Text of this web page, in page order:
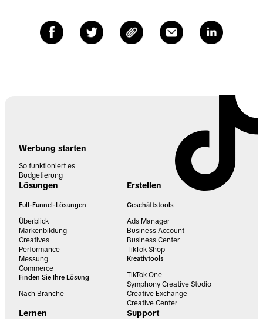
Werbung starten
So funktioniert es
Budgetierung
Lösungen
Full-Funnel-Lösungen
Überblick
Markenbildung
Creatives
Performance
Messung
Commerce
Finden Sie Ihre Lösung
Nach Branche
Erstellen
Geschäftstools
Ads Manager
Business Account
Business Center
TikTok Shop
Kreativtools
TikTok One
Symphony Creative Studio
Creative Exchange
Creative Center
Lernen Support